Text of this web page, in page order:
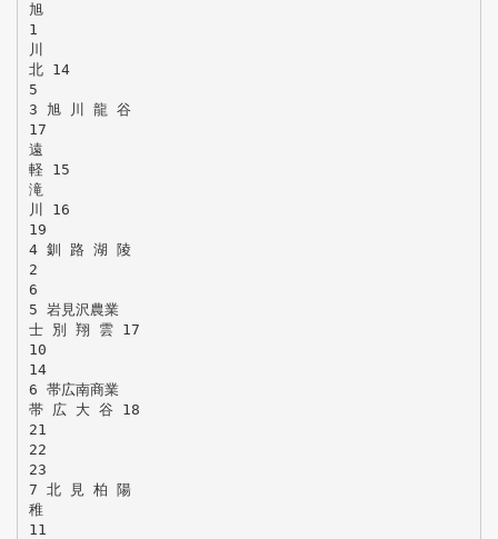
旭
1
川
北 14
5
3 旭 川 龍 谷
17
遠
軽 15
滝
川 16
19
4 釧 路 湖 陵
2
6
5 岩見沢農業
士 別 翔 雲 17
10
14
6 帯広南商業
帯 広 大 谷 18
21
22
23
7 北 見 柏 陽
稚
11